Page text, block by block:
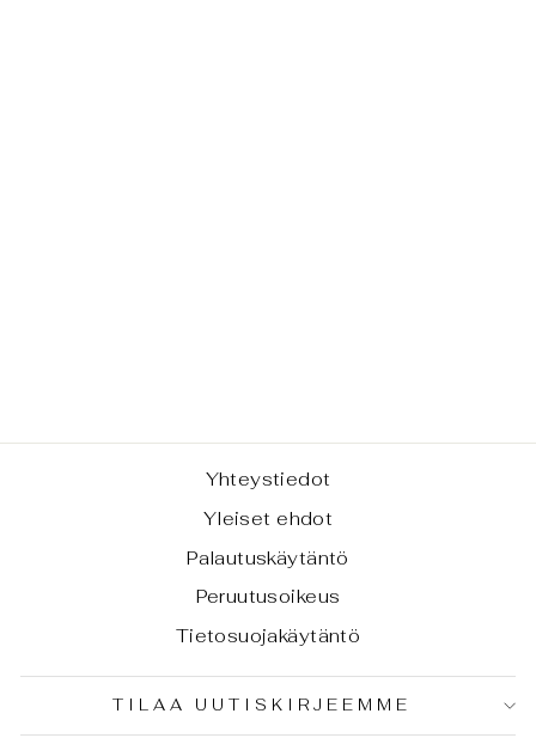
Yhteystiedot
Yleiset ehdot
Palautuskäytäntö
Peruutusoikeus
Tietosuojakäytäntö
TILAA UUTISKIRJEEMME